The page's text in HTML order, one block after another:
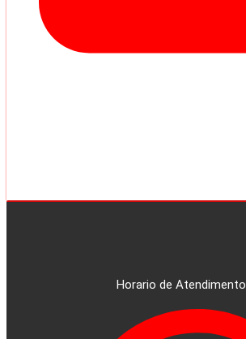
Horario de Atendimento